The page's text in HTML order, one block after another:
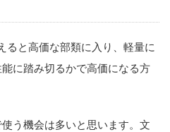
ると高価な部類に入り、軽量に
に踏み切るかで高価になる方
う機会は多いと思います。文